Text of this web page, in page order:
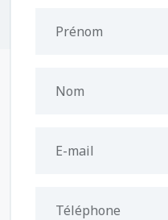
Prénom
Nom
E-mail
Téléphone